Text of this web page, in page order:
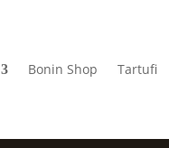
Bonin Shop Tartufi